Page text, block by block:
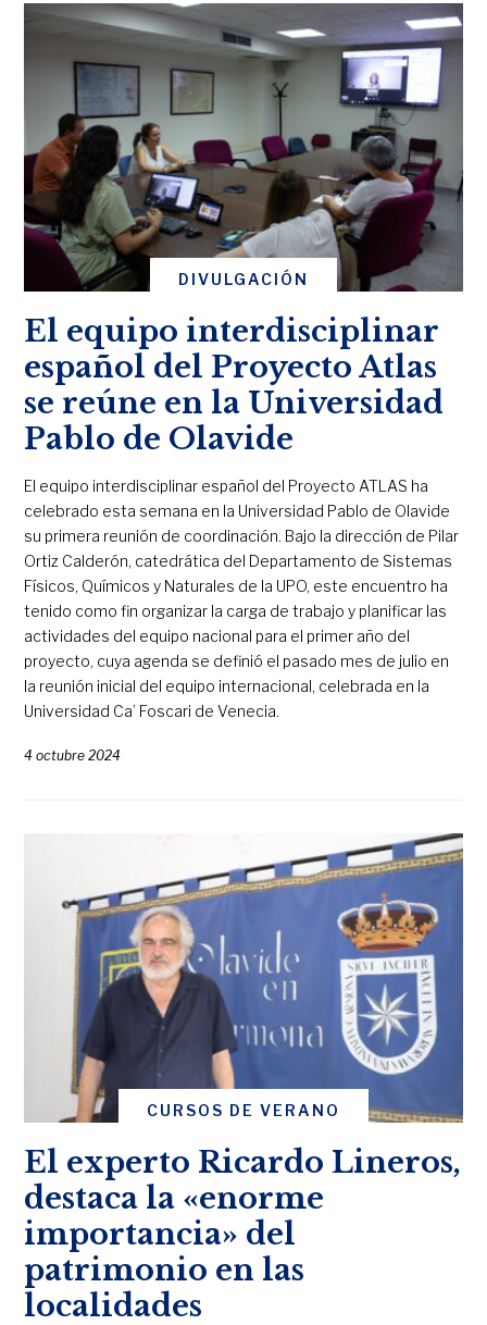
DIVULGACIÓN
El equipo interdisciplinar
español del Proyecto Atlas
se reúne en la Universidad
Pablo de Olavide
El equipo interdisciplinar español del Proyecto ATLAS ha
celebrado esta semana en la Universidad Pablo de Olavide
su primera reunión de coordinación. Bajo la dirección de Pilar
Ortiz Calderón, catedrática del Departamento de Sistemas
Físicos, Químicos y Naturales de la UPO, este encuentro ha
tenido como fin organizar la carga de trabajo y planificar las
actividades del equipo nacional para el primer año del
proyecto, cuya agenda se definió el pasado mes de julio en
la reunión inicial del equipo internacional, celebrada en la
Universidad Ca’ Foscari de Venecia.
4 octubre 2024
CURSOS DE VERANO
El experto Ricardo Lineros,
destaca la «enorme
importancia» del
patrimonio en las
localidades